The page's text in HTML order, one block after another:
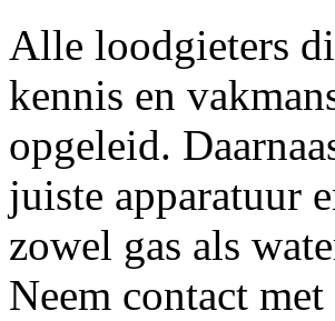
Alle loodgieters
kennis en
opgeleid.
juiste apparatuur
zowel gas als
Neem contact